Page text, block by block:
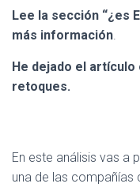
Lee la sección “¿es
más información.
He dejado el artículo
retoques.
En este análisis vas a
una de las compañías